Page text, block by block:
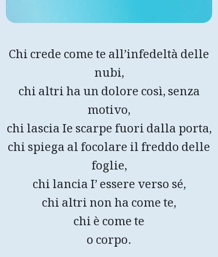
Chi crede come te all’infedeltà delle
nubi,
chi altri ha un dolore così, senza
motivo,
chi lascia Ie scarpe fuori dalla porta,
chi spiega al focolare il freddo delle
foglie,
chi lancia I’ essere verso sé,
chi altri non ha come te,
chi è come te
o corpo.